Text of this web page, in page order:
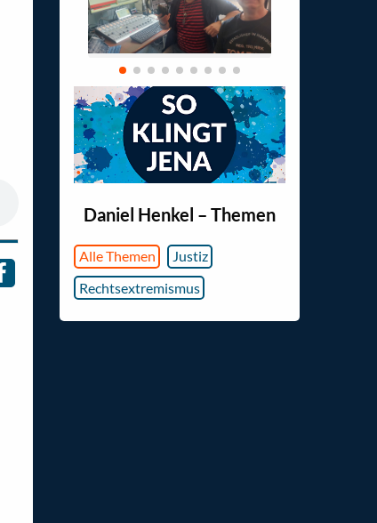
Daniel Henkel – Themen
Alle Themen
Justiz
Rechtsextremismus